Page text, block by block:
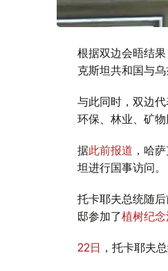
根据双边会晤结
克斯坦共和国与
与此同时，双边
环保、林业、矿物
据此前报道 ，哈
坦进行国事访问。
托卡耶夫总统随
邸参加了植树纪
22日 ，托卡耶夫